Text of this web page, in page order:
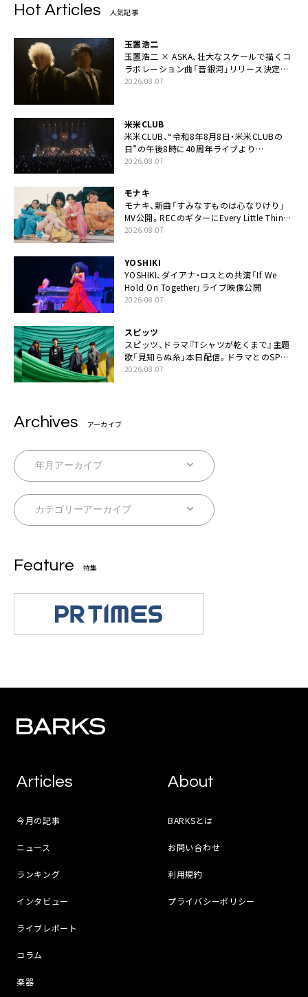
Hot Articles 人気記事
玉置浩二
玉置浩二 × ASKA、壮大なスケールで描くコ
ラボレーション曲「音銀河」リリース決定。
カップリングには新曲「命の宿り」収録も
2026.08.07
米米CLUB
米米CLUB、“令和8年8月8日・米米CLUBの
日”の午後8時に40周年ライブより
「FANtachy medley」を88年限定公開
2026.08.07
モナキ
モナキ、新曲「すみなすものは心なりけり」
MV公開。RECのギターにEvery Little Thing・
伊藤一朗参加も
2026.08.07
YOSHIKI
YOSHIKI、ダイアナ・ロスとの共演「If We
Hold On Together」ライブ映像公開
2026.08.07
スピッツ
スピッツ、ドラマ『Tシャツが乾くまで』主題
歌「見知らぬ糸」本日配信。ドラマとのSPコ
ラボムービー公開も
2026.08.07
Archives アーカイブ
Feature 特集
Articles
今月の記事
ニュース
ランキング
インタビュー
ライブレポート
コラム
楽器
About
BARKSとは
お問い合わせ
利用規約
プライバシーポリシー